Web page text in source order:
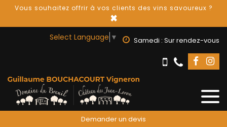
Vous souhaitez offrir à vos clients des vins savoureux ?
×
Select Language ▼ Samedi : Sur rendez-vous
Demander un devis